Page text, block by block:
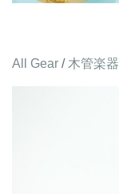
All Gear / 木管楽器